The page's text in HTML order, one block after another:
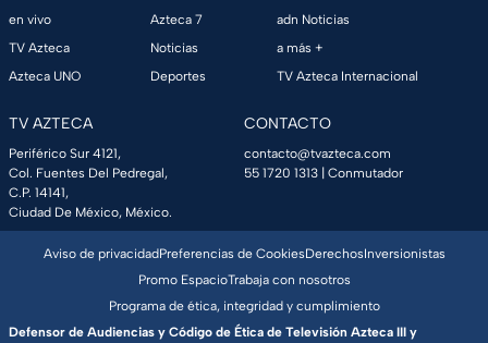
en vivo
TV Azteca
Azteca UNO
Azteca 7
Noticias
Deportes
adn Noticias
a más +
TV Azteca Internacional
TV AZTECA
Periférico Sur 4121,
Col. Fuentes Del Pedregal,
C.P. 14141,
Ciudad De México, México.
CONTACTO
contacto@tvazteca.com
55 1720 1313 | Conmutador
Aviso de privacidadPreferencias de CookiesDerechosInversionistas
Promo EspacioTrabaja con nosotros
Programa de ética, integridad y cumplimiento
Defensor de Audiencias y Código de Ética de Televisión Azteca III y